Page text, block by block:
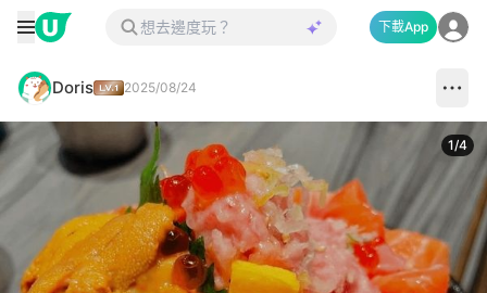
下載App
Doris 2025/08/24
1/4